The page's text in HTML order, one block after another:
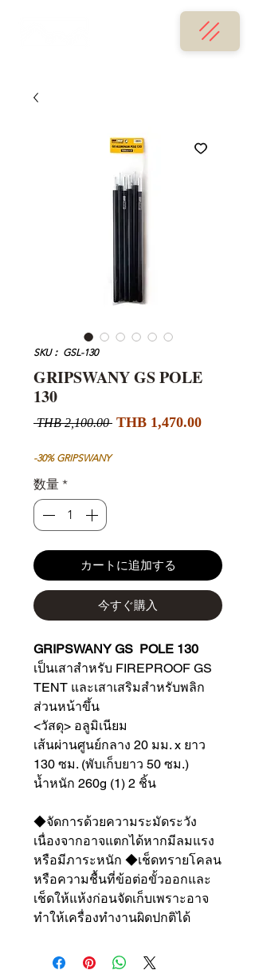
SKU： GSL-130
GRIPSWANY GS POLE
130
THB 2,100.00 通
価
THB 1,470.00セ
-30% GRIPSWANY
数量 *
カートに追加する
今すぐ購入
GRIPSWANY GS POLE 130
เป็นเสาสำหรับ FIREPROOF GS
TENT และเสาเสริมสำหรับพลิก
ส่วนหน้าขึ้น
<วัสดุ> อลูมิเนียม
เส้นผ่านศูนย์กลาง 20 มม. x ยาว
130 ซม. (พับเก็บยาว 50 ซม.)
น้ำหนัก 260g (1) 2 ชิ้น
◆จัดการด้วยความระมัดระวัง
เนื่องจากอาจแตกได้หากมีลมแรง
หรือมีภาระหนัก ◆เช็ดทรายโคลน
หรือความชื้นที่ข้อต่อขั้วออกและ
เช็ดให้แห้งก่อนจัดเก็บเพราะอาจ
ทำให้เครื่องทำงานผิดปกติได้